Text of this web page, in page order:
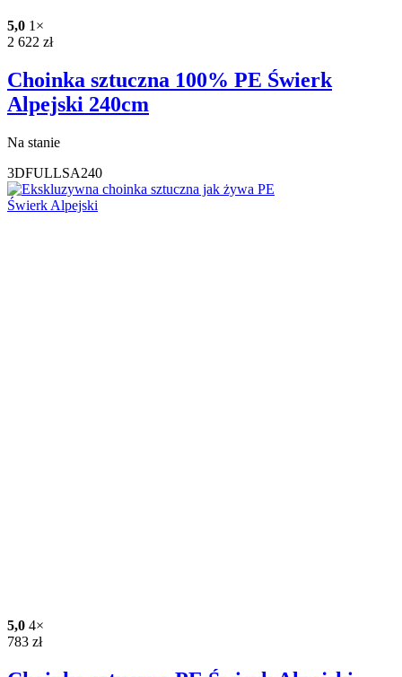
5,0 1×
2 622 zł
Choinka sztuczna 100% PE Świerk
Alpejski 240cm
Na stanie
3DFULLSA240
5,0 4×
783 zł